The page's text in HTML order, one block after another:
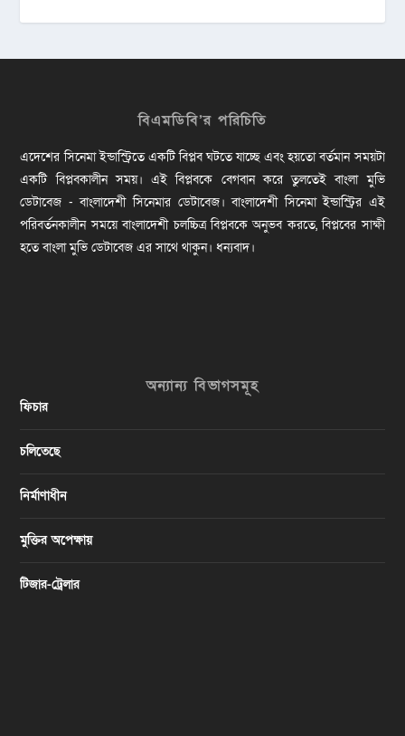
বিএমডিবি’র পরিচিতি
এদেশের সিনেমা ইন্ডাস্ট্রিতে একটি বিপ্লব ঘটতে যাচ্ছে এবং হয়তো বর্তমান সময়টা
একটি বিপ্লবকালীন সময়। এই বিপ্লবকে বেগবান করে তুলতেই বাংলা মুভি
ডেটাবেজ - বাংলাদেশী সিনেমার ডেটাবেজ। বাংলাদেশী সিনেমা ইন্ডাস্ট্রির এই
পরিবর্তনকালীন সময়ে বাংলাদেশী চলচ্চিত্র বিপ্লবকে অনুভব করতে, বিপ্লবের সাক্ষী
হতে বাংলা মুভি ডেটাবেজ এর সাথে থাকুন। ধন্যবাদ।
অন্যান্য বিভাগসমূহ
ফিচার
চলিতেছে
নির্মাণাধীন
মুক্তির অপেক্ষায়
টিজার-ট্রেলার